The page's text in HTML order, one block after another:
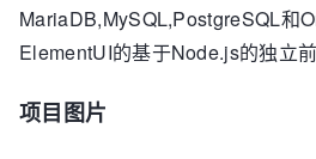
MariaDB,MySQL,PostgreSQL和
ElementUI的基于Node.js的独立
项目图片